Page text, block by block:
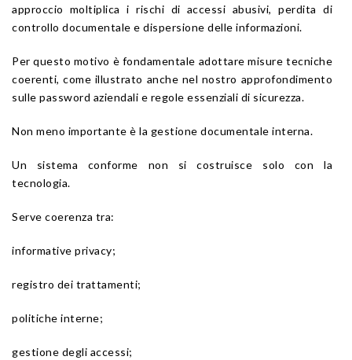
approccio moltiplica i rischi di accessi abusivi, perdita di
controllo documentale e dispersione delle informazioni.
Per questo motivo è fondamentale adottare misure tecniche
coerenti, come illustrato anche nel nostro approfondimento
sulle password aziendali e regole essenziali di sicurezza.
Non meno importante è la gestione documentale interna.
Un sistema conforme non si costruisce solo con la
tecnologia.
Serve coerenza tra:
informative privacy;
registro dei trattamenti;
politiche interne;
gestione degli accessi;